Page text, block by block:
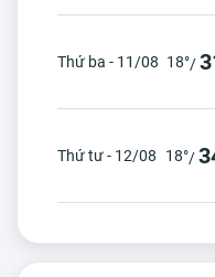
Thứ ba - 11/08 18°/
Thứ tư - 12/08 18°/